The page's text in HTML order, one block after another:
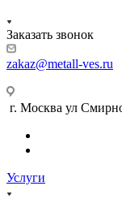
Заказать звонок
zakaz@metall-ves.ru
г. Москва ул
Услуги